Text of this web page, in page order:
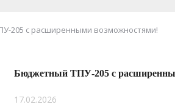
205 с расширенными возможностями!
Бюджетный ТПУ-205 с
17.02.2026